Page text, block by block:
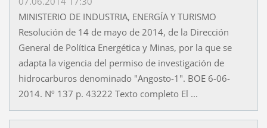
MINISTERIO DE INDUSTRIA, ENERGÍA Y TURISMO
Resolución de 14 de mayo de 2014, de la Dirección
General de Política Energética y Minas, por la que se
adapta la vigencia del permiso de investigación de
hidrocarburos denominado "Angosto-1". BOE 6-06-
2014. Nº 137 p. 43222 Texto completo El ...